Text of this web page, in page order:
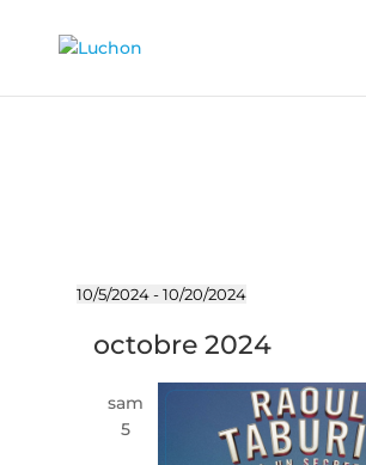
Évènements
10/5/2024 - 10/20/2024
une
octobre 2024
sam
5